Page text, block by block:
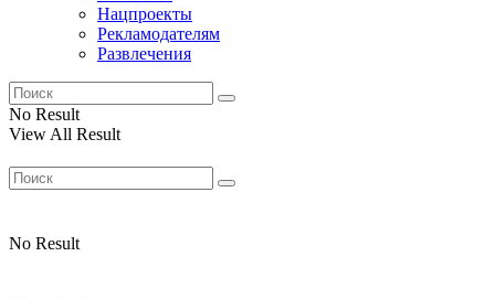
Нацпроекты
Рекламодателям
Развлечения
No Result
View All Result
No Result